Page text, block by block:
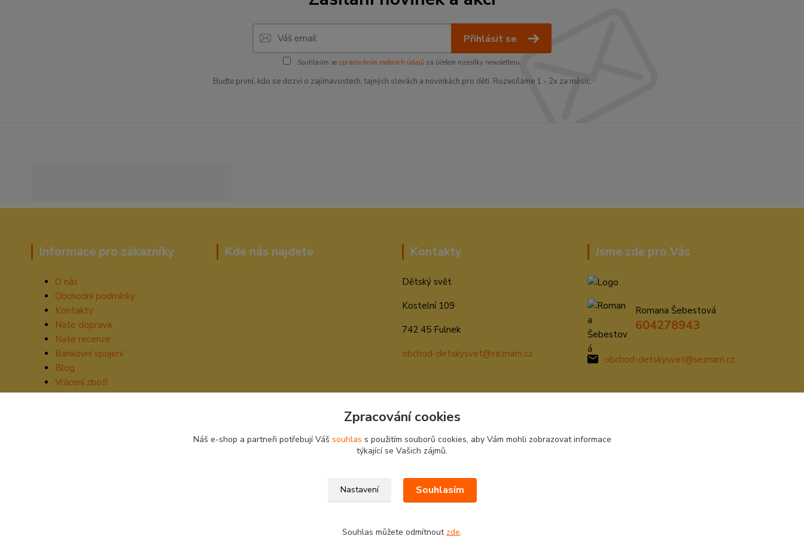
Přihlásit se
Souhlasím se zpracováním osobních údajůza účelem rozesílky newsletteru.
Buďte první, kdo se dozví o zajímavostech, tajných slevách a novinkách pro děti. Rozesíláme 1 - 2x za měsíc.
Informace pro zákazníky
O nás
Obchodní podmínky
Kontakty
Naše doprava
Naše recenze
Bankovní spojení
Blog
Vrácení zboží
Kde nás najdete Kontakty
Dětský svět
Kostelní 109
742 45 Fulnek
obchod-detskysvet@seznam.cz
Jsme zde pro Vás
Romana Šebestová
604278943
obchod-detskysvet@seznam.cz
Zpracování cookies
Náš e-shop a partneři potřebují Váš souhlas s použitím souborů cookies, aby Vám mohli zobrazovat informace
týkající se Vašich zájmů.
Nastavení Souhlasím
Souhlas můžete odmítnout zde.